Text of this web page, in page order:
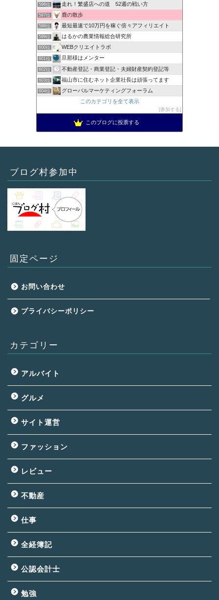
596位 走れ！繁盛店への道 52週の戦い方
597位 鹿の散歩
598位 最短最速で10万円を稼ぐ倍々アフィリエイト
599位 はるかの農業情報総合研究所
600位 WEBクリエイトラボ
601位 旦那様はメンター
602位 不動産登記・商業登記・夫婦財産契約登記等
603位 福山市に住むネット企業社長は頑張ってます
604位
グローバルマーケティングフォーラム
このカテゴリを全て表示
参加する
このブログに投票する
ブログ村参加中
固定ページ
お問い合わせ
プライバシーポリシー
カテゴリー
アルバイト
グルメ
サイト運営
ファッション
レビュー
不動産
仕事
全経簿記
公認会計士
勉強